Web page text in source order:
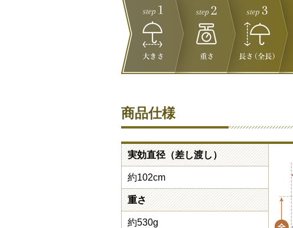
商品仕様
実効直径（差し渡し）
約102cm
重さ
約530g